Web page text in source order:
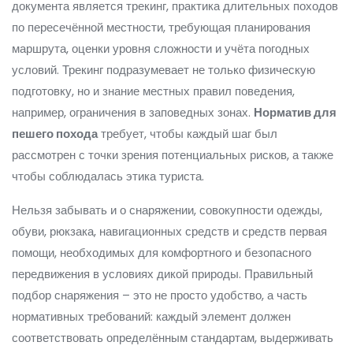
документа является трекинг, практика длительных походов
по пересечённой местности, требующая планирования
маршрута, оценки уровня сложности и учёта погодных
условий. Трекинг подразумевает не только физическую
подготовку, но и знание местных правил поведения,
например, ограничения в заповедных зонах. Норматив для
пешего походатребует, чтобы каждый шаг был
рассмотрен с точки зрения потенциальных рисков, а также
чтобы соблюдалась этика туриста.
Нельзя забывать и оснаряжении,совокупности одежды,
обуви, рюкзака, навигационных средств и средств первая
помощи, необходимых для комфортного и безопасного
передвижения в условиях дикой природы. Правильный
подбор снаряжения – это не просто удобство, а часть
нормативных требований: каждый элемент должен
соответствовать определённым стандартам, выдерживать